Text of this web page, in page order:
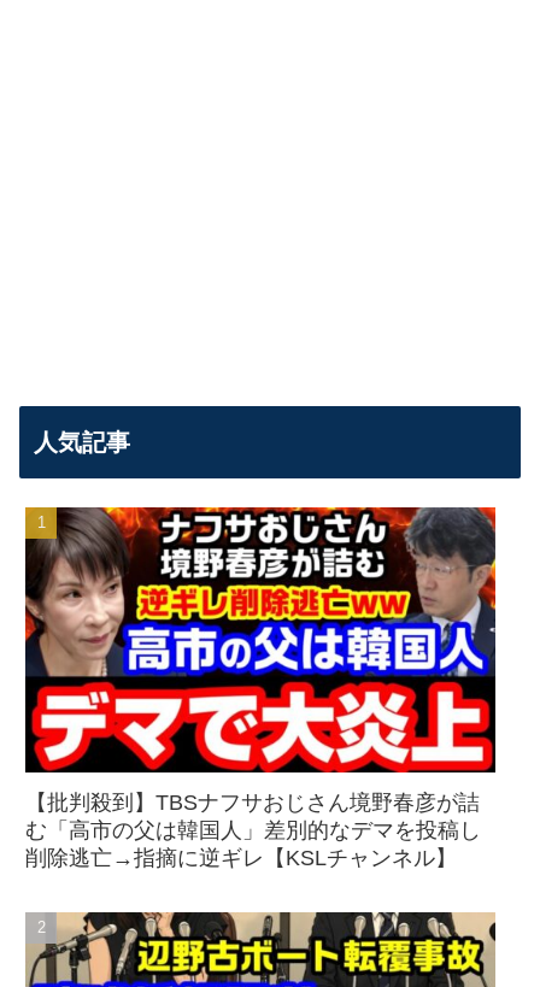
人気記事
【批判殺到】TBSナフサおじさん境野春彦が詰
む「高市の父は韓国人」差別的なデマを投稿し
削除逃亡→指摘に逆ギレ【KSLチャンネル】